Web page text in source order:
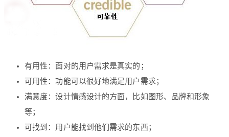
有用性：面对的用户需求是真实的；
可用性：功能可以很好地满足用户需求；
满意度：设计情感设计的方面，比如图形、品牌和形象
等；
可找到：用户能找到他们需求的东西；